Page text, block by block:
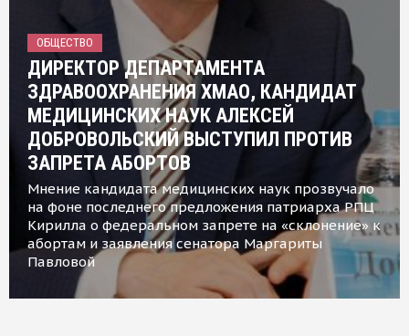
ОБЩЕСТВО
ДИРЕКТОР ДЕПАРТАМЕНТА
ЗДРАВООХРАНЕНИЯ ХМАО, КАНДИДАТ
МЕДИЦИНСКИХ НАУК АЛЕКСЕЙ
ДОБРОВОЛЬСКИЙ ВЫСТУПИЛ ПРОТИВ
ЗАПРЕТА АБОРТОВ
Мнение кандидата медицинских наук прозвучало
на фоне последнего предложения патриарха РПЦ
Кирилла о федеральном запрете на «склонение» к
абортам и заявления сенатора Маргариты
Павловой